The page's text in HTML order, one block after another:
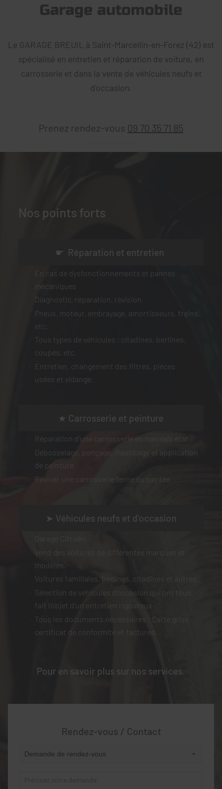
Garage automobile
Le GARAGE BREUIL à Saint-Marcellin-en-Forez (42) est
spécialisé en entretien et réparation de voiture, en
carrosserie et dans la vente de véhicules neufs et
d'occasion.
Prenez rendez-vous 09 70 35 71 85
Nos points forts
☛ Réparation et entretien
En cas de dysfonctionnements et pannes
mécaniques
Diagnostic, réparation, révision
Pneus, moteur, embrayage, amortisseurs, freins,
etc.
Tous types de véhicules : citadines, berlines,
coupés, etc.
Entretien, changement des filtres, pièces
usées et vidange.
★ Carrosserie et peinture
Réparation d'une carrosserie en mauvais état
Débosselage, ponçage, masticage et application
de peinture
Raviver une carrosserie terne ou oxydée
➤ Véhicules neufs et d'occasion
Vend des voitures de différentes marques et
modèles.
Voitures familiales, berlines, citadines et autres.
Sélection de véhicules d’occasion qui ont tous
fait l’objet d’un entretien rigoureux
Tous les documents nécessaires : Carte grise,
certificat de conformité et factures.
Pour en savoir plus sur nos services.
Rendez-vous / Contact